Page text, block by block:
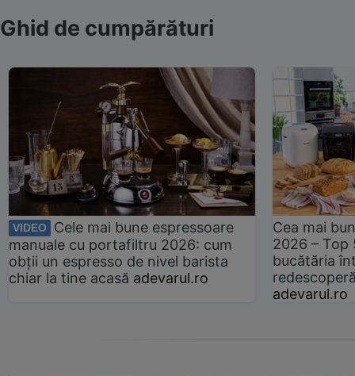
Ghid de cumpărături
VIDEO
Cele mai bune espressoare
manuale cu portafiltru 2026: cum
obții un espresso de nivel barista
chiar la tine acasă adevarul.ro
Cea mai
2026 –
bucătăria
adevarul.ro